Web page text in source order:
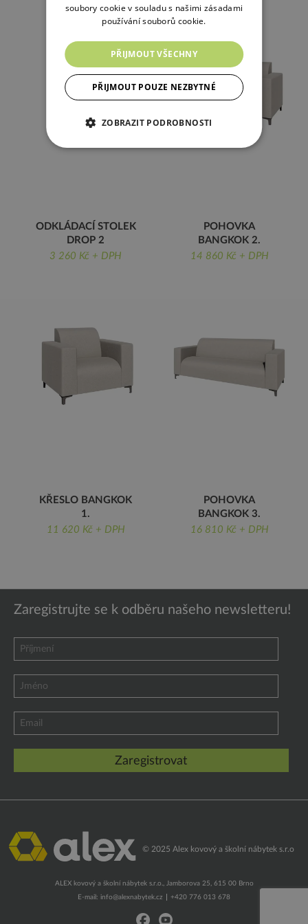
ODKLÁDACÍ STOLEK
DROP 2
VÝŠKA 75 CM
3 260 Kč + DPH
POHOVKA
BANGKOK 2.
DVOUMÍSTNÁ, ŠÍŘKA
14 860 Kč + DPH
KŘESLO BANGKOK
1.
ŠÍŘKA 105 CM
11 620 Kč + DPH
POHOVKA
BANGKOK 3.
TROJMÍSTNÁ, ŠÍŘKA
16 810 Kč + DPH
Zaregistrujte se k odběru našeho newsletteru!
© 2025 Alex kovový a školní nábytek s.r.o
ALEX kovový a školní nábytek s.r.o., Jamborova 25, 615 00 Brno
E-mail: info@alexnabytek.cz +420 776 013 678
soubory cookie v souladu s našimi zásadami
používání souborů cookie.
PŘIJMOUT VŠECHNY
PŘIJMOUT POUZE NEZBYTNÉ
ZOBRAZIT PODROBNOSTI